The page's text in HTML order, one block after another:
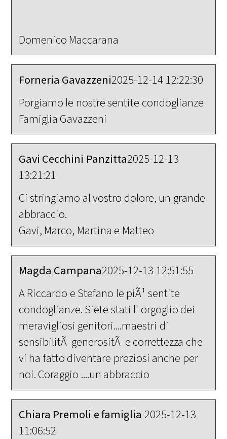
Domenico Maccarana
Forneria Gavazzeni2025-12-14 12:22:30
Porgiamo le nostre sentite condoglianze
Famiglia Gavazzeni
Gavi Cecchini Panzitta2025-12-13
13:21:21
Ci stringiamo al vostro dolore, un grande
abbraccio.
Gavi, Marco, Martina e Matteo
Magda Campana2025-12-13 12:51:55
A Riccardo e Stefano le piÃ¹ sentite
condoglianze. Siete stati l' orgoglio dei
meravigliosi genitori....maestri di
sensibilitÃ generositÃ e correttezza che
vi ha fatto diventare preziosi anche per
noi. Coraggio ....un abbraccio
Chiara Premoli e famiglia 2025-12-13
11:06:52